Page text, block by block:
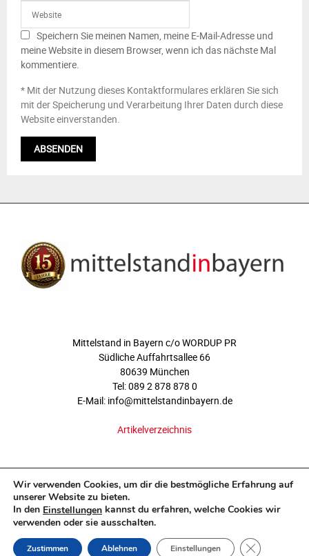
Speichern Sie meinen Namen, meine E-Mail-Adresse und
meine Website in diesem Browser, wenn ich das nächste Mal
kommentiere.
* Mit der Nutzung dieses Kontaktformulares erklären Sie sich
mit der Speicherung und Verarbeitung Ihrer Daten durch diese
Website einverstanden.
Mittelstand in Bayern c/o WORDUP PR
Südliche Auffahrtsallee 66
80639 München
Tel: 089 2 878 878 0
E-Mail: info@mittelstandinbayern.de
Artikelverzeichnis
Wir verwenden Cookies, um dir die bestmögliche Erfahrung auf
unserer Website zu bieten.
In den Einstellungen kannst du erfahren, welche Cookies wir
verwenden oder sie ausschalten.
Zustimmen Ablehnen Einstellungen GDPR